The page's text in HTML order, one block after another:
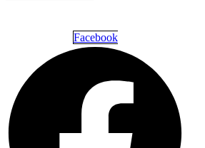
Facebook